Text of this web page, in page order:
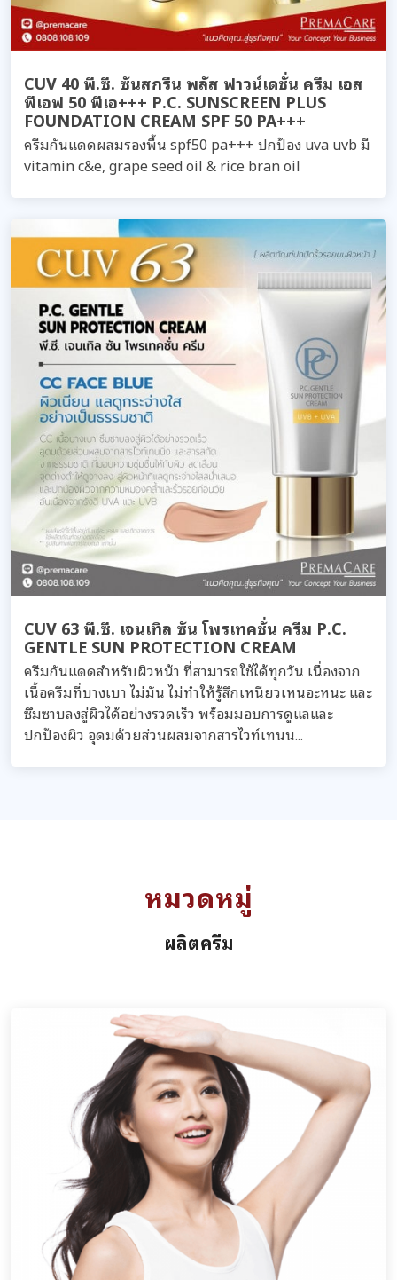
CUV 40 พี.ซี. ซันสกรีน พลัส ฟาวน์เดชั่น ครีม เอส
พีเอฟ 50 พีเอ+++ P.C. SUNSCREEN PLUS
FOUNDATION CREAM SPF 50 PA+++
ครีมกันแดดผสมรองพื้น spf50 pa+++ ปกป้อง uva uvb มี
vitamin c&e, grape seed oil & rice bran oil
CUV 63 พี.ซี. เจนเทิล ซัน โพรเทคชั่น ครีม P.C.
GENTLE SUN PROTECTION CREAM
ครีมกันแดดสำหรับผิวหน้า ที่สามารถใช้ได้ทุกวัน เนื่องจาก
เนื้อครีมที่บางเบา ไม่มัน ไม่ทำให้รู้สึกเหนียวเหนอะหนะ และ
ซึมซาบลงสู่ผิวได้อย่างรวดเร็ว พร้อมมอบการดูแลและ
ปกป้องผิว อุดมด้วยส่วนผสมจากสารไวท์เทนน...
หมวดหมู่
ผลิตครีม